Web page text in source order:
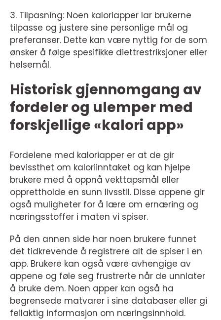
3. Tilpasning: Noen kaloriapper lar brukerne
tilpasse og justere sine personlige mål og
preferanser. Dette kan være nyttig for de som
ønsker å følge spesifikke diettrestriksjoner eller
helsemål.
Historisk gjennomgang av
fordeler og ulemper med
forskjellige «kalori app»
Fordelene med kaloriapper er at de gir
bevissthet om kaloriinntaket og kan hjelpe
brukere med å oppnå vekttapsmål eller
opprettholde en sunn livsstil. Disse appene gir
også muligheter for å lære om ernæring og
næringsstoffer i maten vi spiser.
På den annen side har noen brukere funnet
det tidkrevende å registrere alt de spiser i en
app. Brukere kan også være avhengige av
appene og føle seg frustrerte når de unnlater
å bruke dem. Noen apper kan også ha
begrensede matvarer i sine databaser eller gi
feilaktig informasjon om næringsinnhold.